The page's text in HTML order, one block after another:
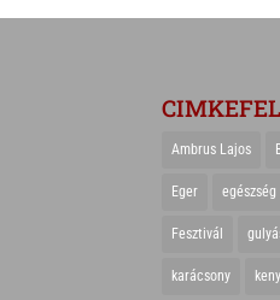
Ambrus Lajos
Eger egészség
Fesztivál
karácsony